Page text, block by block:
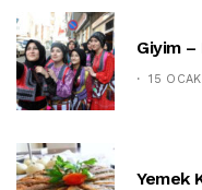
Giyim –
15
Yemek